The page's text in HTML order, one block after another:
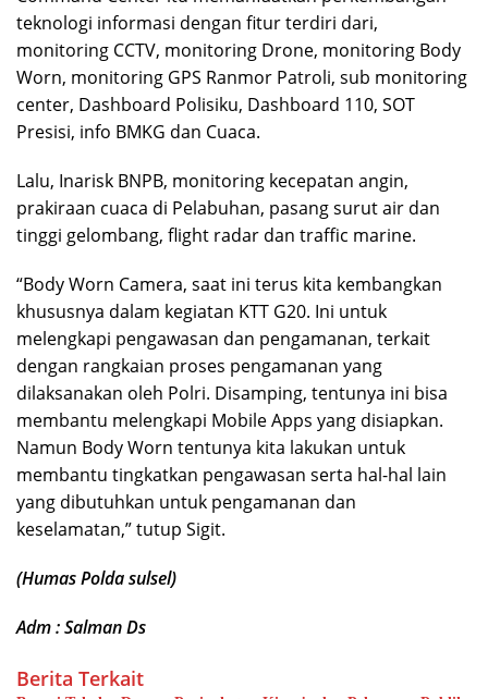
teknologi informasi dengan fitur terdiri dari,
monitoring CCTV, monitoring Drone, monitoring Body
Worn, monitoring GPS Ranmor Patroli, sub monitoring
center, Dashboard Polisiku, Dashboard 110, SOT
Presisi, info BMKG dan Cuaca.
Lalu, Inarisk BNPB, monitoring kecepatan angin,
prakiraan cuaca di Pelabuhan, pasang surut air dan
tinggi gelombang, flight radar dan traffic marine.
“Body Worn Camera, saat ini terus kita kembangkan
khususnya dalam kegiatan KTT G20. Ini untuk
melengkapi pengawasan dan pengamanan, terkait
dengan rangkaian proses pengamanan yang
dilaksanakan oleh Polri. Disamping, tentunya ini bisa
membantu melengkapi Mobile Apps yang disiapkan.
Namun Body Worn tentunya kita lakukan untuk
membantu tingkatkan pengawasan serta hal-hal lain
yang dibutuhkan untuk pengamanan dan
keselamatan,” tutup Sigit.
(Humas Polda sulsel)
Adm : Salman Ds
Berita Terkait